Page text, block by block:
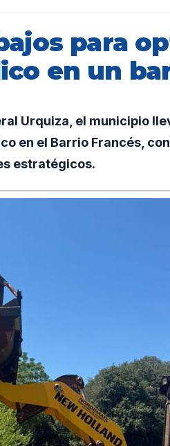
para
en un
Urquiza, el municipio
en el Barrio Francés,
estratégicos.